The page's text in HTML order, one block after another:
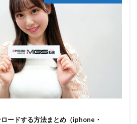
ードする方法まとめ（iphone・